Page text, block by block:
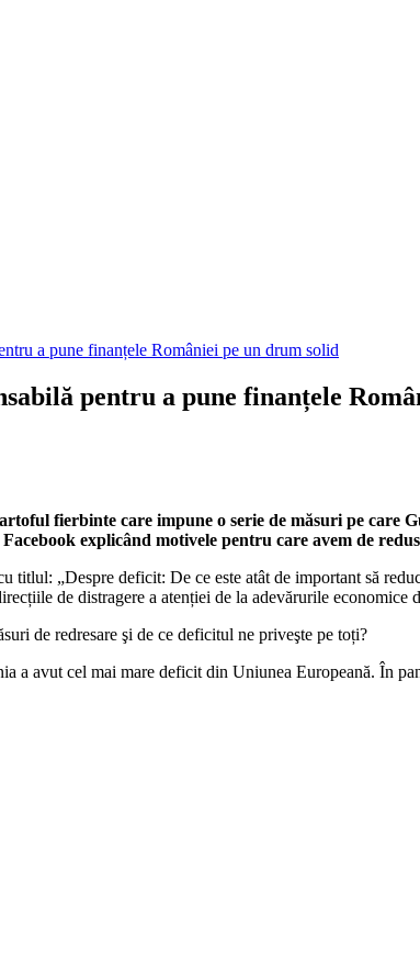
a pune finanțele României pe un drum solid
pentru a pune finanțele
fierbinte care impune o serie de măsuri pe
explicând motivele pentru care avem de
titlul: „Despre deficit: De ce este atât de important să
de distragere a atenției de la adevărurile economice
de redresare şi de ce deficitul ne priveşte pe toți?
a avut cel mai mare deficit din Uniunea Europeană. În